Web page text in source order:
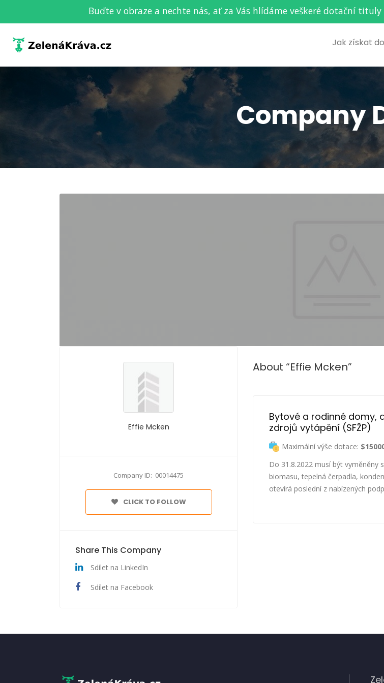
Buďte v obraze a nechte nás, ať za Vás hlídáme veškeré dotační
Jak získat
Company
Effie Mcken
Company ID: 00014475
CLICK TO FOLLOW
Share This Company
Sdílet na LinkedIn
Sdílet na Facebook
About “Effie Mcken”
Bytové a rodinné domy,
zdrojů vytápění (SFŽP)
Maximální výše dotace:
Do 31.8.2022 musí být vyměněny
biomasu, tepelná čerpadla,
otevírá poslední z nabízených